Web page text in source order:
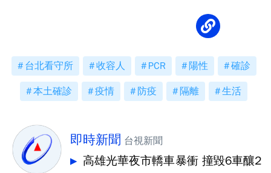
台北看守所 收容人 PCR 陽性 確診
本土確診 疫情 防疫 隔離 生活
即時新聞 台視新聞
高雄光華夜市轎車暴衝 撞毀6車釀2